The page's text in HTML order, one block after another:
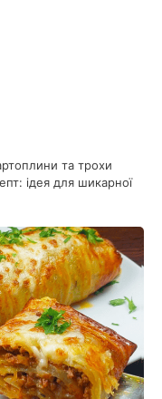
та трохи
ідея для шикарної